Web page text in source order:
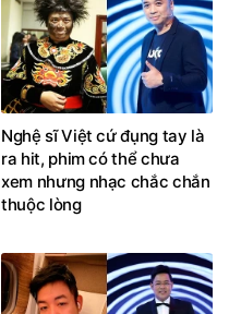
Nghệ sĩ Việt cứ đụng tay là
ra hit, phim có thể chưa
xem nhưng nhạc chắc chắn
thuộc lòng